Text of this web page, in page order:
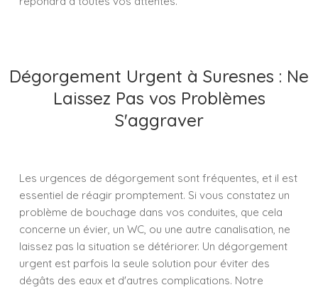
Dégorgement Urgent à Suresnes : Ne
Laissez Pas vos Problèmes
S'aggraver
Les urgences de dégorgement sont fréquentes, et il est
essentiel de réagir promptement. Si vous constatez un
problème de bouchage dans vos conduites, que cela
concerne un évier, un WC, ou une autre canalisation, ne
laissez pas la situation se détériorer. Un dégorgement
urgent est parfois la seule solution pour éviter des
dégâts des eaux et d'autres complications. Notre